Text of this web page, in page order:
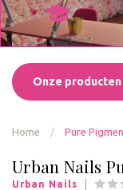
Onze producten
Home / Pure
Urban Nails
Urban Nails